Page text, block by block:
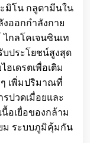
ะมิโน กลูตามีนใน
ออกกำลังกาย
กลโคเจนซินเท
ประโยชน์สูงสุด
ฮเดรตเพื่อเติม
ๆ เพิ่มปริมาณที่
ปวดเมื่อยและ
อเยื่อของกล้าม
ม ระบบภูมิคุ้มกัน